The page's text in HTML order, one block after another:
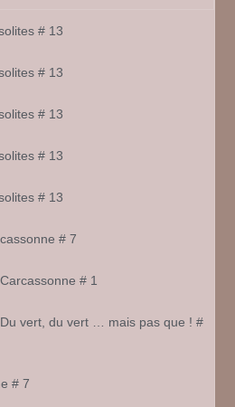
# 13
# 13
# 13
# 13
# 13
# 7
Carcassonne # 1
Du vert, du vert … mais pas que ! #
# 7